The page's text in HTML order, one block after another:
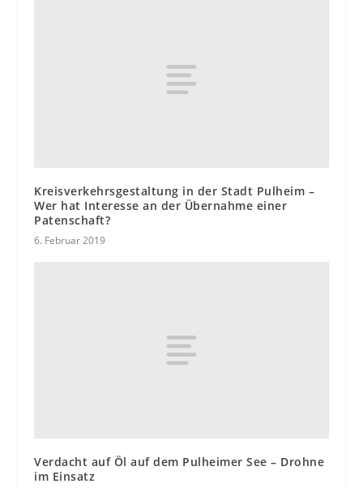
Kreisverkehrsgestaltung in der Stadt Pulheim –
Wer hat Interesse an der Übernahme einer
Patenschaft?
6. Februar 2019
Verdacht auf Öl auf dem Pulheimer See – Drohne
im Einsatz